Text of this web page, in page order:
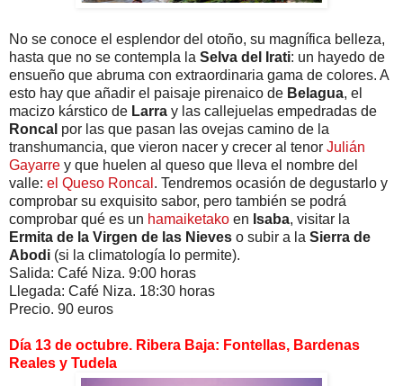
No se conoce el esplendor del otoño, su magnífica belleza,
hasta que no se contempla la Selva del Irati: un hayedo de
ensueño que abruma con extraordinaria gama de colores. A
esto hay que añadir el paisaje pirenaico de Belagua, el
macizo kárstico de Larra y las callejuelas empedradas de
Roncal por las que pasan las ovejas camino de la
transhumancia, que vieron nacer y crecer al tenor Julián
Gayarre y que huelen al queso que lleva el nombre del
valle: el Queso Roncal . Tendremos ocasión de degustarlo y
comprobar su exquisito sabor, pero también se podrá
comprobar qué es un hamaiketako en Isaba, visitar la
Ermita de la Virgen de las Nieves o subir a la Sierra de
Abodi (si la climatología lo permite).
Salida: Café Niza. 9:00 horas
Llegada: Café Niza. 18:30 horas
Precio. 90 euros
Día 13 de octubre. Ribera Baja: Fontellas, Bardenas
Reales y Tudela